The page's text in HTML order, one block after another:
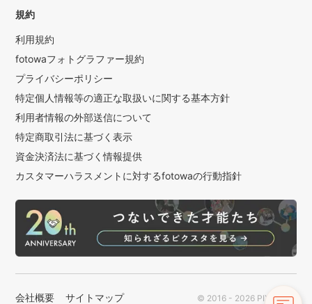
規約
利用規約
fotowaフォトグラファー規約
プライバシーポリシー
特定個人情報等の適正な取扱いに関する基本方針
利用者情報の外部送信について
特定商取引法に基づく表示
資金決済法に基づく情報提供
カスタマーハラスメントに対するfotowaの行動指針
会社概要 サイトマップ © 2016 - 2026 PIXTA Inc.